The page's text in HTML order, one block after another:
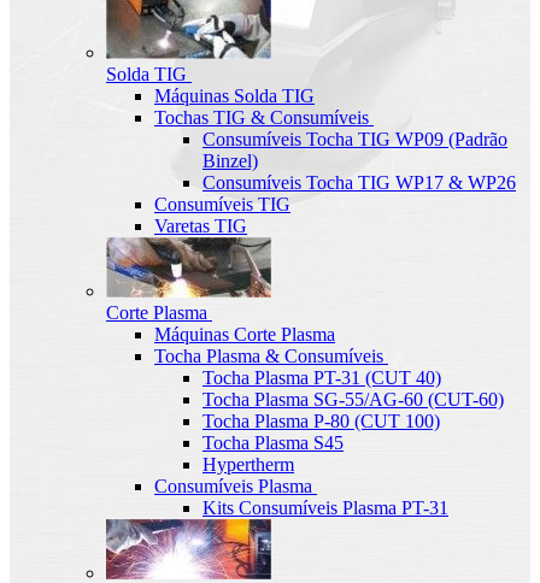
Solda TIG
Máquinas Solda TIG
Tochas TIG & Consumíveis
Consumíveis Tocha TIG WP09 (Padrão
Binzel)
Consumíveis Tocha TIG WP17 & WP26
Consumíveis TIG
Varetas TIG
Corte Plasma
Máquinas Corte Plasma
Tocha Plasma & Consumíveis
Tocha Plasma PT-31 (CUT 40)
Tocha Plasma SG-55/AG-60 (CUT-60)
Tocha Plasma P-80 (CUT 100)
Tocha Plasma S45
Hypertherm
Consumíveis Plasma
Kits Consumíveis Plasma PT-31